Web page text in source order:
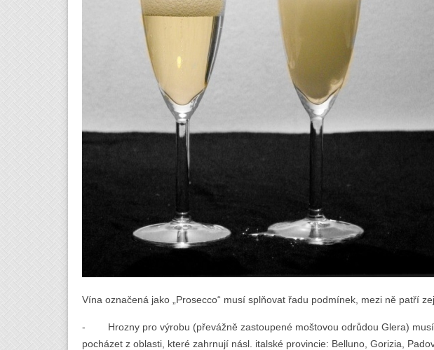
Vína označená jako „Prosecco“ musí splňovat řadu podmínek, mezi ně patří
- Hrozny pro výrobu (převážně zastoupené moštovou odrůdou Glera) musí
pocházet z oblasti, které zahrnují násl. italské provincie: Belluno, Gorizia,